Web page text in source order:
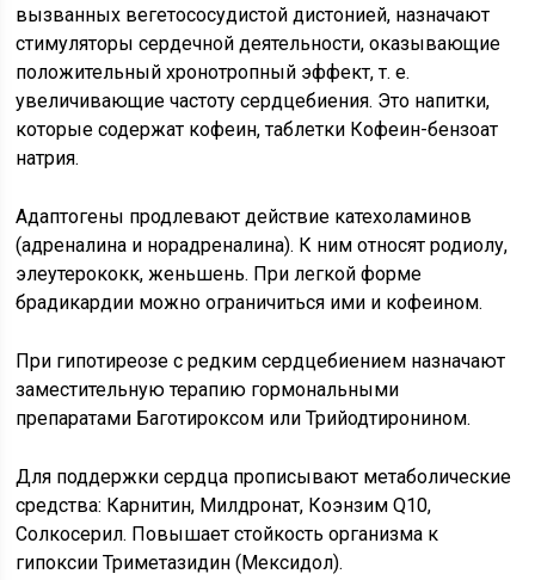
вызванных вегетососудистой дистонией, назначают
стимуляторы сердечной деятельности, оказывающие
положительный хронотропный эффект, т. е.
увеличивающие частоту сердцебиения. Это напитки,
которые содержат кофеин, таблетки Кофеин-бензоат
натрия.
Адаптогены продлевают действие катехоламинов
(адреналина и норадреналина). К ним относят родиолу,
элеутерококк, женьшень. При легкой форме
брадикардии можно ограничиться ими и кофеином.
При гипотиреозе с редким сердцебиением назначают
заместительную терапию гормональными
препаратами Баготироксом или Трийодтиронином.
Для поддержки сердца прописывают метаболические
средства: Карнитин, Милдронат, Коэнзим Q10,
Солкосерил. Повышает стойкость организма к
гипоксии Триметазидин (Мексидол).